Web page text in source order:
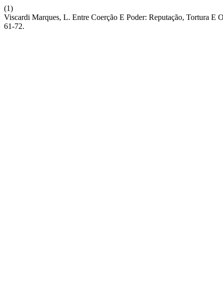
(1)
Viscardi Marques, L. Entre Coerção E Poder: Reputação, Tortura
61-72.